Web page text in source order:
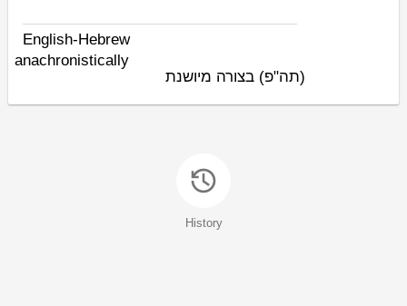
English-Hebrew
anachronistically
(תה"פ) בצורה מיושנת
History